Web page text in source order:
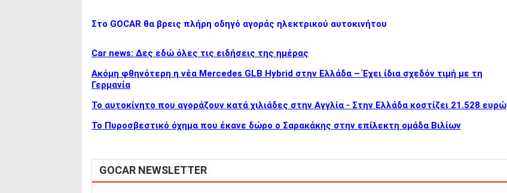
Στο GOCAR θα βρεις πλήρη οδηγό αγοράς ηλεκτρικού αυτοκινήτου
Car news: Δες εδώ όλες τις ειδήσεις της ημέρας
Ακόμη φθηνότερη η νέα Mercedes GLB Hybrid στην Ελλάδα – Έχει ίδια σχεδόν τιμή με τη
Γερμανία
To αυτοκίνητο που αγοράζουν κατά χιλιάδες στην Αγγλία - Στην Ελλάδα κοστίζει 21.528 ευρώ
Το Πυροσβεστικό όχημα που έκανε δώρο ο Σαρακάκης στην επίλεκτη ομάδα Βιλίων
GOCAR NEWSLETTER